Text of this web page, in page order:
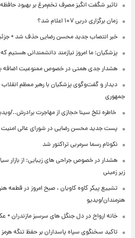
تاثیر شگفت انگیز مصرف تخم‌مرغ بر بهبود حافظه
زمان برگزاری دربی ۱۰۷ اعلام شد؟
خبر انتصاب جدید محسن رضایی حذف شد +
پزشکیان: ما امروز نیازمند دانشمندانی هستیم
هشدار جدی همتی در خصوص ممنوعیت اضافه
دیدار و گفت‌وگوی پزشکیان با رهبر معظم
جمهوری
خاطره تلخ سینا حجازی از مهاجرت برادرش../
پست جدید محسن رضایی در شورای عالی
نکونام رسما سرمربی تراکتور شد
هشدار در خصوص جراحی های زیبایی: از بازار
زیر زمینی
تشییع پیکر کاوه کاویان ، صبح امروز در قطعه
هنرمندان/ویدیو
خانه ارواح در دل جنگل های سرسبز مازندران +
تاکید سخنگوی سپاه پاسداران بر حفظ تنگه